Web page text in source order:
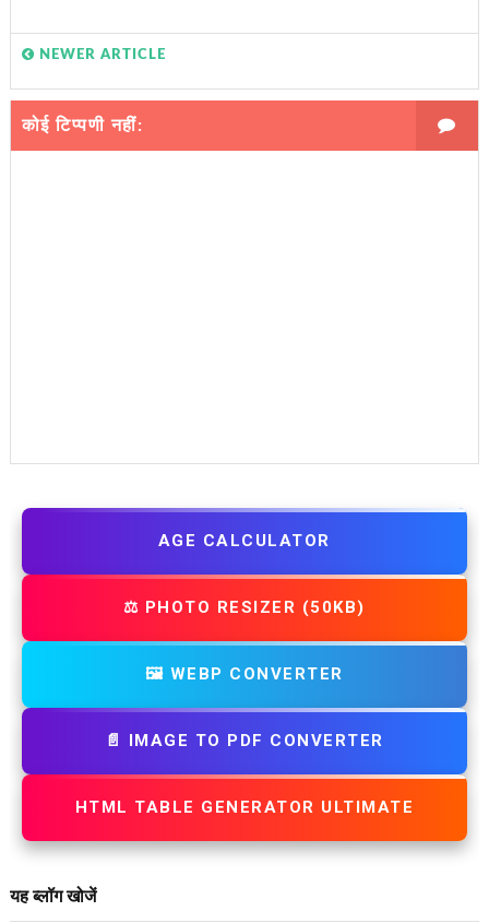
NEWER ARTICLE
कोई टिप्पणी नहीं:
AGE CALCULATOR
⚖️ PHOTO RESIZER (50KB)
🖼️ WEBP CONVERTER
📄 IMAGE TO PDF CONVERTER
HTML TABLE GENERATOR ULTIMATE
यह ब्लॉग खोजें